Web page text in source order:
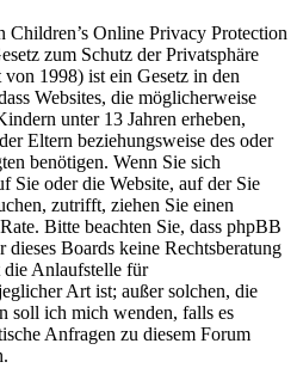
Children’s Online Privacy Protection
zum Schutz der Privatsphäre
1998) ist ein Gesetz in den
Websites, die möglicherweise
unter 13 Jahren erheben,
Eltern beziehungsweise des oder
benötigen. Wenn Sie sich
Sie oder die Website, auf der Sie
zutrifft, ziehen Sie einen
Bitte beachten Sie, dass phpBB
Boards keine Rechtsberatung
die Anlaufstelle für
Art ist; außer solchen, die
soll ich mich wenden, falls es
Anfragen zu diesem Forum